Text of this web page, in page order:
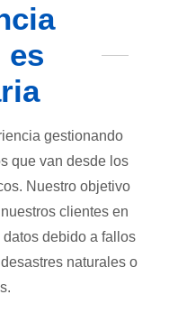
es
gestionando
que van desde los
Nuestro objetivo
clientes en
debido a fallos
naturales o